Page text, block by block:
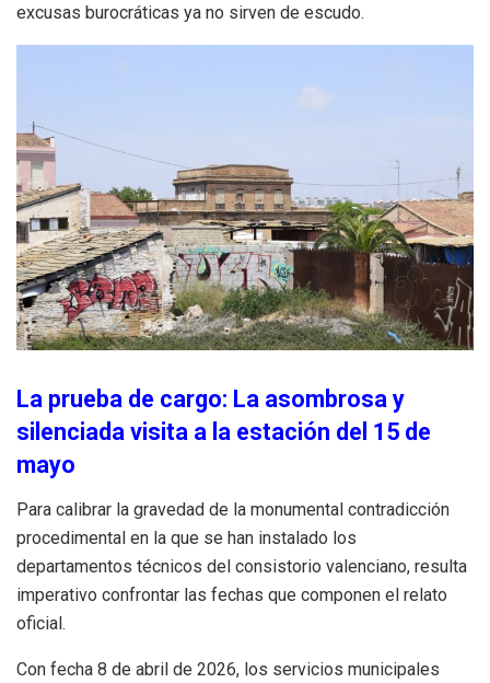
excusas burocráticas ya no sirven de escudo.
La prueba de cargo: La asombrosa y
silenciada visita a la estación del 15 de
mayo
Para calibrar la gravedad de la monumental contradicción
procedimental en la que se han instalado los
departamentos técnicos del consistorio valenciano, resulta
imperativo confrontar las fechas que componen el relato
oficial.
Con fecha 8 de abril de 2026, los servicios municipales